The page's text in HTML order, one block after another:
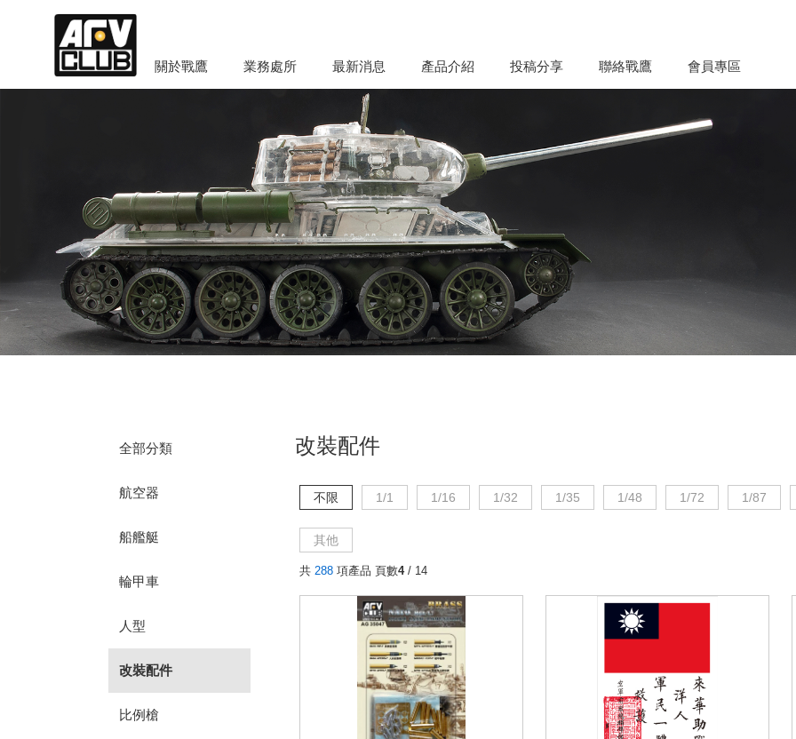
關於戰鷹 業務處所 最新消息 產品介紹 投稿分享 聯絡戰鷹 會員專區
全部分類
航空器
船艦艇
輪甲車
人型
改裝配件
比例槍
改裝配件
不限 1/1 1/16 1/32 1/35 1/48 1/72 1/87
其他
共 288 項產品 頁數4/ 14